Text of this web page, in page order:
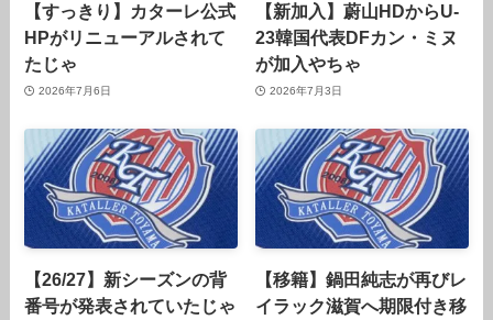
【すっきり】カターレ公式
HPがリニューアルされて
たじゃ
2026年7月6日
【新加入】蔚山HDからU-
23韓国代表DFカン・ミヌ
が加入やちゃ
2026年7月3日
【26/27】新シーズンの背
番号が発表されていたじゃ
【移籍】鍋田純志が再びレ
イラック滋賀へ期限付き移